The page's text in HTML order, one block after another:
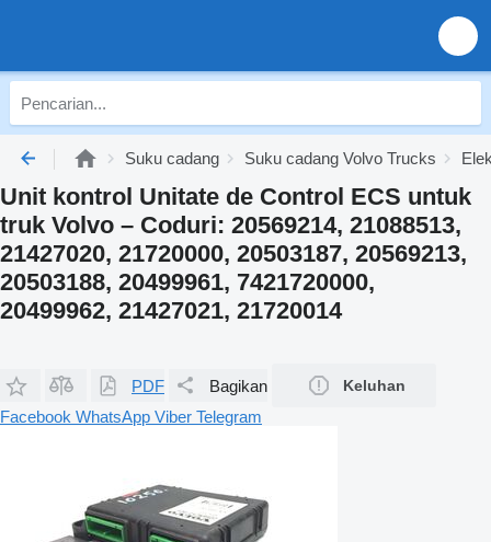
Suku cadang Suku cadang Volvo Trucks
Unit kontrol Unitate de Control ECS untuk
truk Volvo – Coduri: 20569214, 21088513,
21427020, 21720000, 20503187, 20569213,
20503188, 20499961, 7421720000,
20499962, 21427021, 21720014
PDF Bagikan Keluhan
Facebook WhatsApp Viber Telegram